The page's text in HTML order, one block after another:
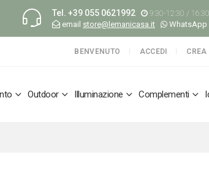
Tel. +39 055 0621992
9:30-12:30 /
email store@lemanicasa.it WhatsApp
BENVENUTO ACCEDI CREA
Outdoor Illuminazione Complementi